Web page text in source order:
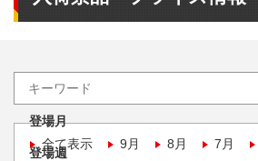
登場月
全て表示
9月 8月 7月
登場週